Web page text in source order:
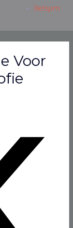
İletişim
Voor